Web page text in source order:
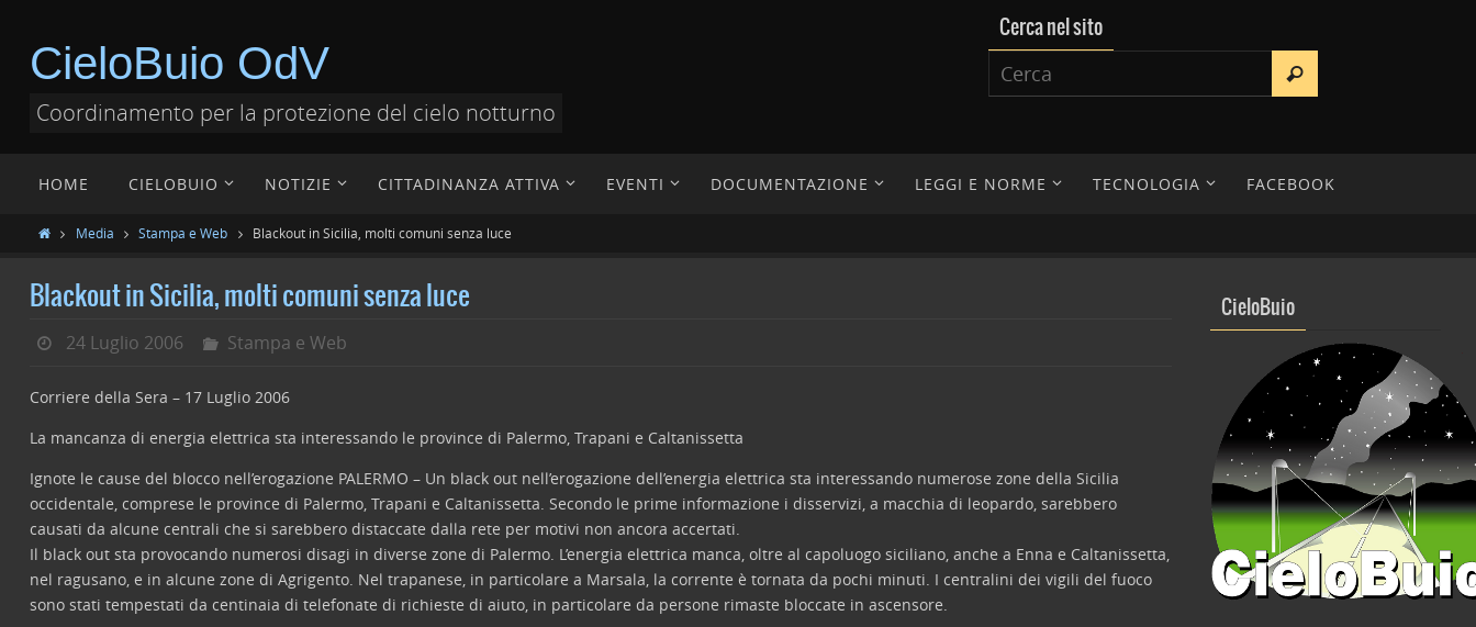
CieloBuio OdV
Coordinamento per la protezione del cielo notturno
Cerca nel sito
HOME CIELOBUIO NOTIZIE CITTADINANZA ATTIVA EVENTI DOCUMENTAZIONE LEGGI E NORME TECNOLOGIA FACEBOOK
Media Stampa e Web Blackout in Sicilia, molti comuni senza luce
Blackout in Sicilia, molti comuni senza luce
24 Luglio 2006 Stampa e Web
Corriere della Sera – 17 Luglio 2006
La mancanza di energia elettrica sta interessando le province di Palermo, Trapani e Caltanissetta
Ignote le cause del blocco nell’erogazione PALERMO – Un black out nell’erogazione dell’energia elettrica sta interessando numerose zone della Sicilia
occidentale, comprese le province di Palermo, Trapani e Caltanissetta. Secondo le prime informazione i disservizi, a macchia di leopardo, sarebbero
causati da alcune centrali che si sarebbero distaccate dalla rete per motivi non ancora accertati.
Il black out sta provocando numerosi disagi in diverse zone di Palermo. L’energia elettrica manca, oltre al capoluogo siciliano, anche a Enna e Caltanissetta,
nel ragusano, e in alcune zone di Agrigento. Nel trapanese, in particolare a Marsala, la corrente è tornata da pochi minuti. I centralini dei vigili del fuoco
sono stati tempestati da centinaia di telefonate di richieste di aiuto, in particolare da persone rimaste bloccate in ascensore.
CieloBuio